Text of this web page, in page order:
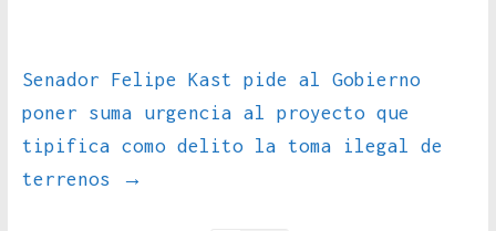
Senador Felipe Kast pide al Gobierno
poner suma urgencia al proyecto que
tipifica como delito la toma ilegal de
terrenos
→